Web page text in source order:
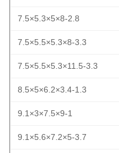
7.5×5.3×5×8-2.8
7.5×5.5×5.3×8-3.3
7.5×5.5×5.3×11.5-3.3
8.5×5×6.2×3.4-1.3
9.1×3×7.5×9-1
9.1×5.6×7.2×5-3.7